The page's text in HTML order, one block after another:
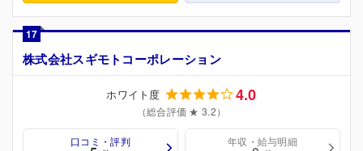
17
株式会社スギモトコーポレーション
ホワイト度 4.0
（総合評価 ★ 3.2）
口コミ・評判 年収・給与明細